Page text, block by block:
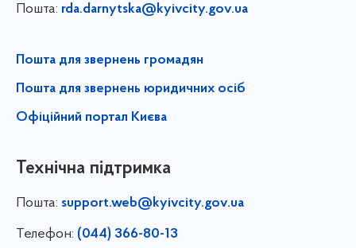
Пошта: rda.darnytska@kyivcity.gov.ua
Пошта для звернень громадян
Пошта для звернень юридичних осіб
Офіційний портал Києва
Технічна підтримка
Пошта: support.web@kyivcity.gov.ua
Телефон: (044) 366-80-13